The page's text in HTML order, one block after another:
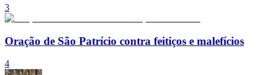
3
Oração de São Patrício contra feitiços e malefícios
4